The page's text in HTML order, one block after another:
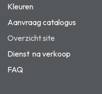
Kleuren
Aanvraag catalogus
Overzicht site
Dienst na verkoop
FAQ